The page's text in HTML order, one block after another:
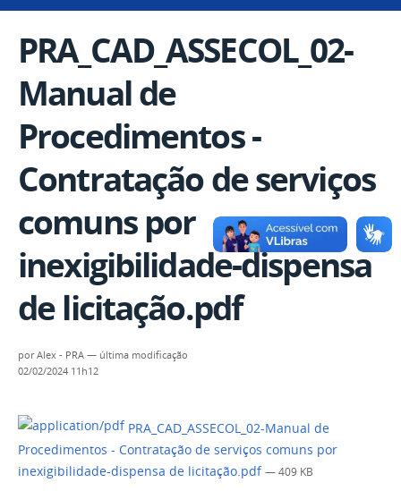
PRA_CAD_ASSECOL_02-
Manual de
Procedimentos -
Contratação de serviços
comuns por
inexigibilidade-dispensa
de licitação.pdf
porAlex - PRA — última modificação
02/02/2024 11h12
PRA_CAD_ASSECOL_02-Manual de
Procedimentos - Contratação de serviços comuns por
inexigibilidade-dispensa de licitação.pdf — 409 KB